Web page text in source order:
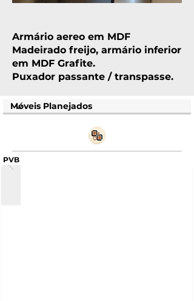
Armário aereo em MDF
Madeirado freijo, armário inferior
em MDF Grafite.
Puxador passante / transpasse.
PVB